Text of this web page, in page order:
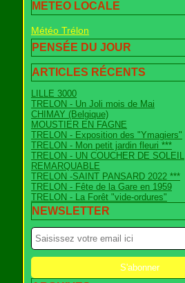
METEO LOCALE
Météo Trélon
PENSÉE DU JOUR
ARTICLES RÉCENTS
LILLE 3000
TRELON - Un Joli mois de Mai
CHIMAY (Belgique)
MOUSTIER EN FAGNE
TRELON - Exposition des "Ymagiers"
TRELON - Mon petit jardin fleuri ***
TRELON - UN COUCHER DE SOLEIL
REMARQUABLE
TRELON -SAINT PANSARD 2022 ***
TRELON - Fête de la Gare en 1959
TRELON - La Forêt "vide-ordures"
NEWSLETTER